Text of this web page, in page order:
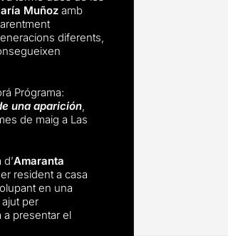
Muñozamb
diferents,
Prógrama:
una aparición,
de maig a Las
Amaranta
resident a casa
en una
per
a presentar el